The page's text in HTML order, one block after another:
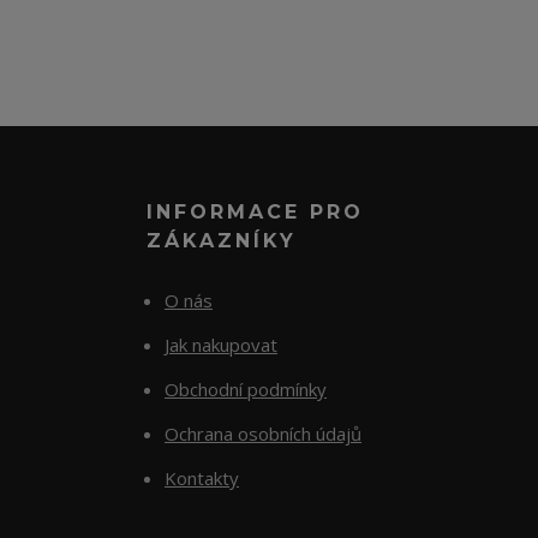
INFORMACE PRO
ZÁKAZNÍKY
O nás
Jak nakupovat
Obchodní podmínky
Ochrana osobních údajů
Kontakty